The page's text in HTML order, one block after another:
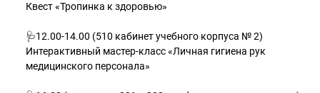
Квест «Тропинка к здоровью»
🩺12.00-14.00 (510 кабинет учебного корпуса № 2)
Интерактивный мастер-класс «Личная гигиена рук
медицинского персонала»